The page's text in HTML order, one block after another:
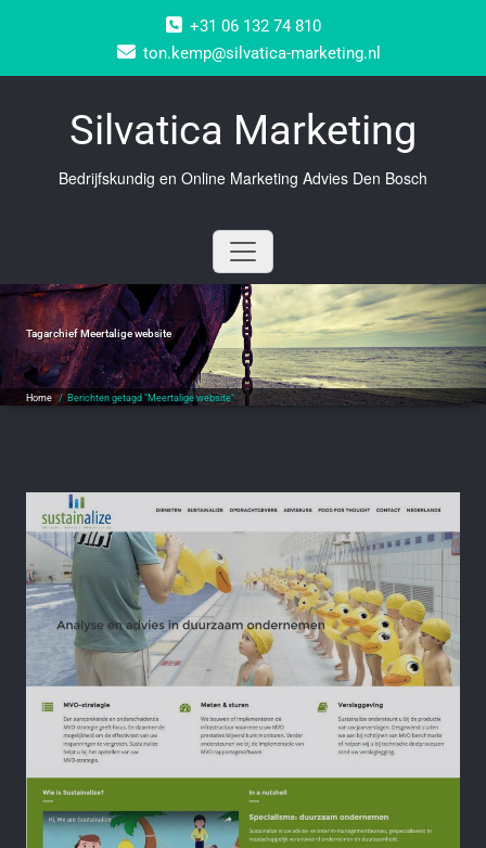
+31 06 132 74 810
ton.kemp@silvatica-marketing.nl
Silvatica Marketing
Bedrijfskundig en Online Marketing Advies Den Bosch
TagarchiefMeertalige website
Home / Berichten getagd "Meertalige website"